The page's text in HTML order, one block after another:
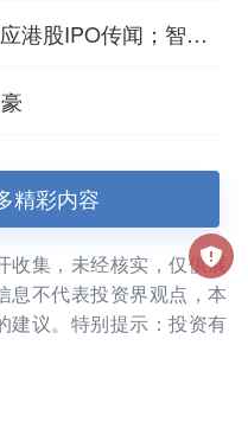
港股IPO传闻；智元
精彩内容
收集，未经核实，仅供展
息不代表投资界观点，本
建议。特别提示：投资有